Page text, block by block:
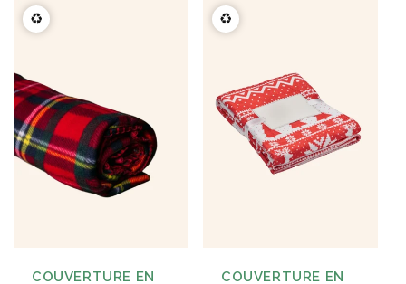
♻️
COUVERTURE EN
♻️
COUVERTURE EN